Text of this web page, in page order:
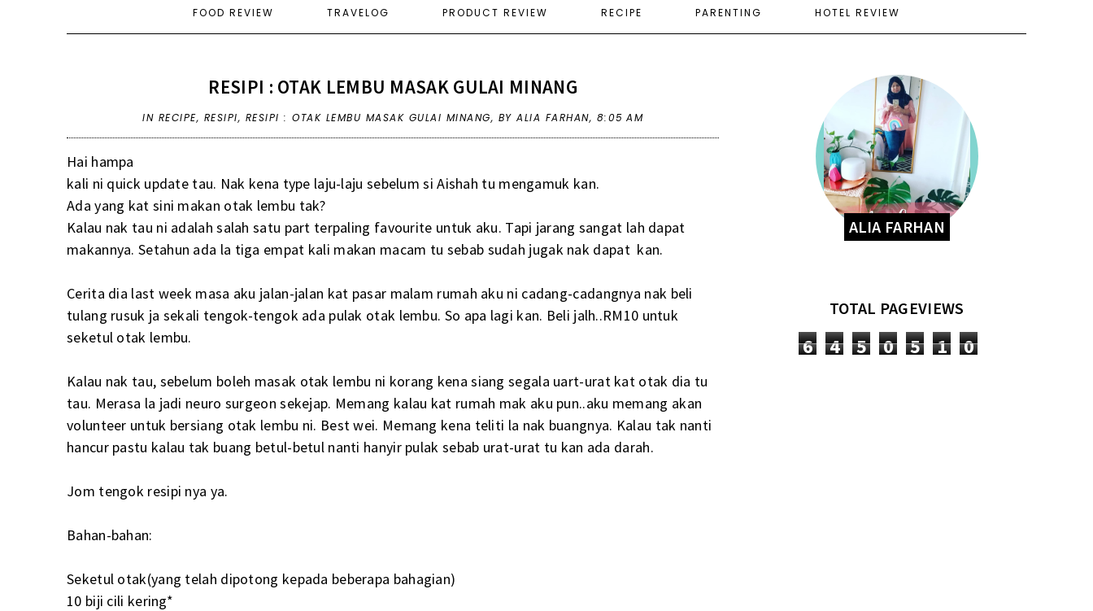
FOOD REVIEW TRAVELOG PRODUCT REVIEW RECIPE PARENTING HOTEL REVIEW
RESIPI : OTAK LEMBU MASAK GULAI MINANG
IN RECIPE, RESIPI, RESIPI : OTAK LEMBU MASAK GULAI MINANG, BY ALIA FARHAN, 8:05 AM
Hai hampa
kali ni quick update tau. Nak kena type laju-laju sebelum si Aishah tu mengamuk kan.
Ada yang kat sini makan otak lembu tak?
Kalau nak tau ni adalah salah satu part terpaling favourite untuk aku. Tapi jarang sangat lah dapat
makannya. Setahun ada la tiga empat kali makan macam tu sebab sudah jugak nak dapat kan.
Cerita dia last week masa aku jalan-jalan kat pasar malam rumah aku ni cadang-cadangnya nak beli
tulang rusuk ja sekali tengok-tengok ada pulak otak lembu. So apa lagi kan. Beli jalh..RM10 untuk
seketul otak lembu.
Kalau nak tau, sebelum boleh masak otak lembu ni korang kena siang segala uart-urat kat otak dia tu
tau. Merasa la jadi neuro surgeon sekejap. Memang kalau kat rumah mak aku pun..aku memang akan
volunteer untuk bersiang otak lembu ni. Best wei. Memang kena teliti la nak buangnya. Kalau tak nanti
hancur pastu kalau tak buang betul-betul nanti hanyir pulak sebab urat-urat tu kan ada darah.
Jom tengok resipi nya ya.
Bahan-bahan:
Seketul otak(yang telah dipotong kepada beberapa bahagian)
10 biji cili kering*
ALIA FARHAN
TOTAL PAGEVIEWS
6 4 5 0 5 1 0